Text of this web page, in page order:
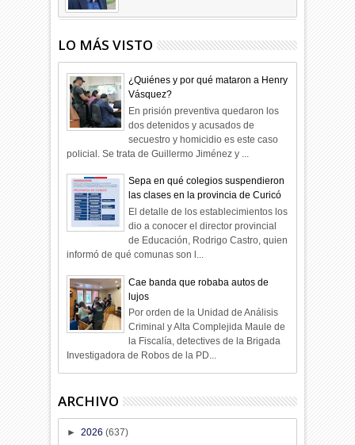
LO MÁS VISTO
¿Quiénes y por qué mataron a Henry
Vásquez?
En prisión preventiva quedaron los
dos detenidos y acusados de
secuestro y homicidio es este caso
policial. Se trata de Guillermo Jiménez y ...
Sepa en qué colegios suspendieron
las clases en la provincia de Curicó
El detalle de los establecimientos los
dio a conocer el director provincial
de Educación, Rodrigo Castro, quien
informó de qué comunas son l...
Cae banda que robaba autos de
lujos
Por orden de la Unidad de Análisis
Criminal y Alta Complejida Maule de
la Fiscalía, detectives de la Brigada
Investigadora de Robos de la PD...
ARCHIVO
►2026(637)